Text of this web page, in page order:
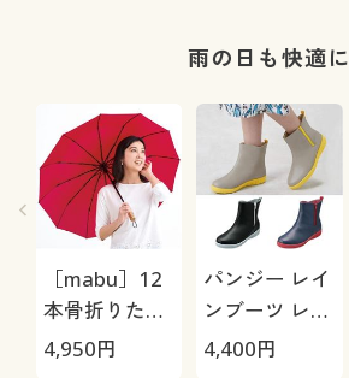
雨の日も快適に
［mabu］12
本骨折りたた
み傘 江戸
4,950円
パンジー レイ
ンブーツ レイ
ンステップ
4,400円